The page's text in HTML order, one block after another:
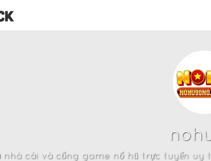
nhà cái và cổng game nổ hũ trực tuyến uy